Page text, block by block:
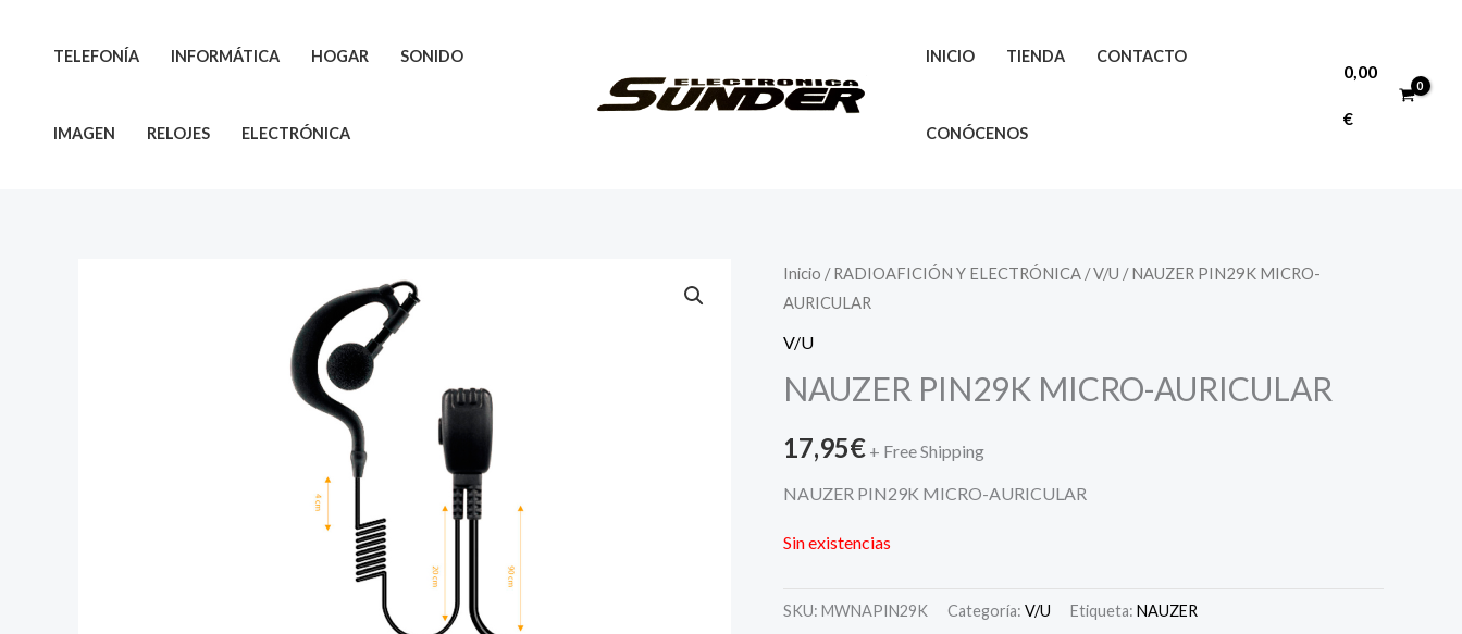
TELEFONÍA INFORMÁTICA HOGAR SONIDO
IMAGEN RELOJES ELECTRÓNICA
INICIO TIENDA CONTACTO
CONÓCENOS
0,00
€
Inicio /RADIOAFICIÓN Y ELECTRÓNICA /V/U / NAUZER PIN29K MICRO-
AURICULAR
V/U
NAUZER PIN29K MICRO-AURICULAR
17,95€ + Free Shipping
NAUZER PIN29K MICRO-AURICULAR
Sin existencias
SKU: MWNAPIN29K Categoría: V/U Etiqueta: NAUZER